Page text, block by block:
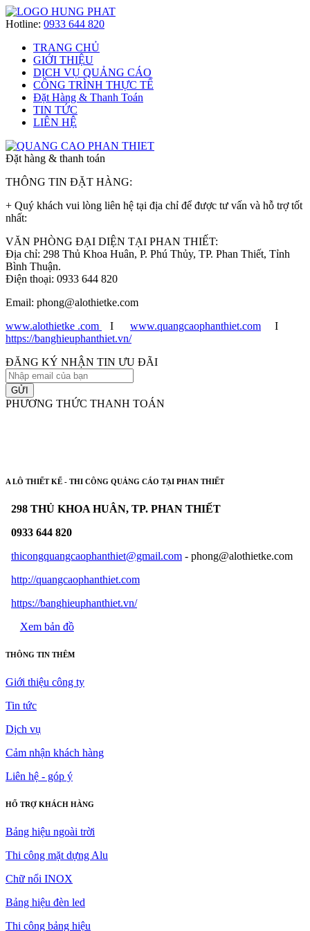
Hotline: 0933 644 820
TRANG CHỦ
GIỚI THIỆU
DỊCH VỤ QUẢNG CÁO
CÔNG TRÌNH THỰC TẾ
Đặt Hàng & Thanh Toán
TIN TỨC
LIÊN HỆ
Đặt hàng & thanh toán
THÔNG TIN ĐẶT HÀNG:
+ Quý khách vui lòng liên hệ tại địa chỉ để được tư vấn và hỗ trợ tốt
nhất:
VĂN PHÒNG ĐẠI DIỆN TẠI PHAN THIẾT:
Địa chỉ: 298 Thủ Khoa Huân, P. Phú Thủy, TP. Phan Thiết, Tỉnh
Bình Thuận.
Điện thoại: 0933 644 820
Email: phong@alothietke.com
www.alothietke .com
I www.quangcaophanthiet.com I
https://banghieuphanthiet.vn/
ĐĂNG KÝ NHẬN TIN ƯU ĐÃI
GỬI
PHƯƠNG THỨC THANH TOÁN
A LÔ THIẾT KẾ - THI CÔNG QUẢNG CÁO TẠI PHAN THIẾT
298 THỦ KHOA HUÂN, TP. PHAN THIẾT
0933 644 820
thicongquangcaophanthiet@gmail.com - phong@alothietke.com
http://quangcaophanthiet.com
https://banghieuphanthiet.vn/
Xem bản đồ
THÔNG TIN THÊM
Giới thiệu công ty
Tin tức
Dịch vụ
Cảm nhận khách hàng
Liên hệ - góp ý
HỔ TRỢ KHÁCH HÀNG
Bảng hiệu ngoài trời
Thi công mặt dựng Alu
Chữ nổi INOX
Bảng hiệu đèn led
Thi công bảng hiệu